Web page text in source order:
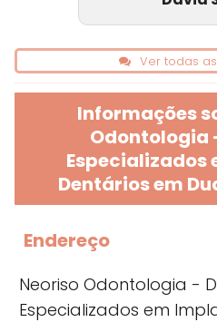
Ver todas
Informações
Odontologia
Especializados
Dentários em
Endereço
Neoriso Odontologia -
Especializados em